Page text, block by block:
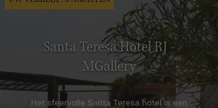
Santa Teresa Hotel RJ -
MGallery
Het sfeervolle Santa Teresa hotel is een